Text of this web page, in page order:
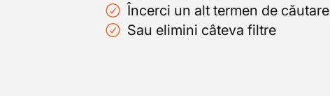
Încerci un alt termen de căutare
Sau elimini câteva filtre